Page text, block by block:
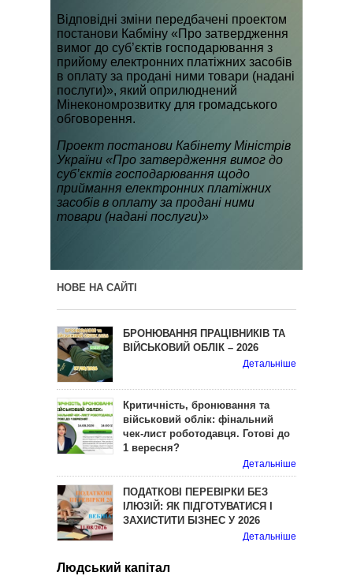
Відповідні зміни передбачені проектом
постанови Кабміну «Про затвердження
вимог до суб’єктів господарювання з
прийому електронних платіжних засобів
в оплату за продані ними товари (надані
послуги)», який оприлюднений
Мінекономрозвитку для громадського
обговорення.
Проект постанови Кабінету Міністрів
України «Про затвердження вимог до
суб’єктів господарювання щодо
приймання електронних платіжних
засобів в оплату за продані ними
товари (надані послуги)»
НОВЕ НА САЙТІ
БРОНЮВАННЯ ПРАЦІВНИКІВ ТА
ВІЙСЬКОВИЙ ОБЛІК – 2026
Детальніше
Критичність, бронювання та
військовий облік: фінальний
чек-лист роботодавця. Готові до
1 вересня?
Детальніше
ПОДАТКОВІ ПЕРЕВІРКИ БЕЗ
ІЛЮЗІЙ: ЯК ПІДГОТУВАТИСЯ І
ЗАХИСТИТИ БІЗНЕС У 2026
Детальніше
Людський капітал